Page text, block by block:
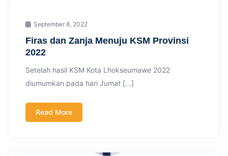
September 8, 2022
Firas dan Zanja Menuju KSM Provinsi
2022
Setelah hasil KSM Kota Lhokseumawe 2022
diumumkan pada hari Jumat […]
Read More